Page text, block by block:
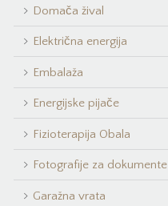
Domača žival
Električna energija
Embalaža
Energijske pijače
Fizioterapija Obala
Fotografije za dokumente
Garažna vrata